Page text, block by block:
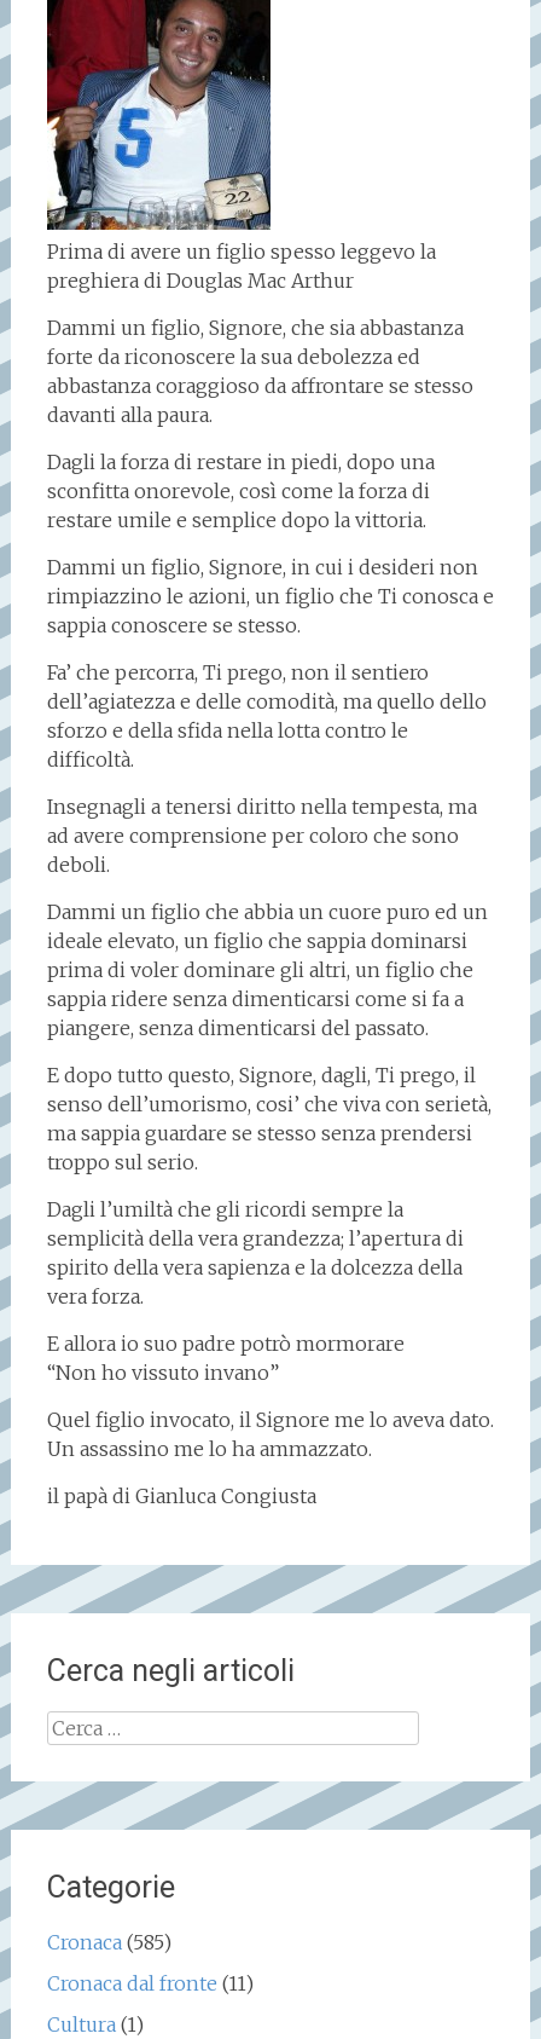
Prima di avere un figlio spesso leggevo la
preghiera di Douglas Mac Arthur
Dammi un figlio, Signore, che sia abbastanza
forte da riconoscere la sua debolezza ed
abbastanza coraggioso da affrontare se stesso
davanti alla paura.
Dagli la forza di restare in piedi, dopo una
sconfitta onorevole, così come la forza di
restare umile e semplice dopo la vittoria.
Dammi un figlio, Signore, in cui i desideri non
rimpiazzino le azioni, un figlio che Ti conosca e
sappia conoscere se stesso.
Fa’ che percorra, Ti prego, non il sentiero
dell’agiatezza e delle comodità, ma quello dello
sforzo e della sfida nella lotta contro le
difficoltà.
Insegnagli a tenersi diritto nella tempesta, ma
ad avere comprensione per coloro che sono
deboli.
Dammi un figlio che abbia un cuore puro ed un
ideale elevato, un figlio che sappia dominarsi
prima di voler dominare gli altri, un figlio che
sappia ridere senza dimenticarsi come si fa a
piangere, senza dimenticarsi del passato.
E dopo tutto questo, Signore, dagli, Ti prego, il
senso dell’umorismo, cosi’ che viva con serietà,
ma sappia guardare se stesso senza prendersi
troppo sul serio.
Dagli l’umiltà che gli ricordi sempre la
semplicità della vera grandezza; l’apertura di
spirito della vera sapienza e la dolcezza della
vera forza.
E allora io suo padre potrò mormorare
“Non ho vissuto invano”
Quel figlio invocato, il Signore me lo aveva dato.
Un assassino me lo ha ammazzato.
il papà di Gianluca Congiusta
Cerca negli articoli
Ricerca
Categorie
Cronaca(585)
Cronaca dal fronte (11)
Cultura(1)